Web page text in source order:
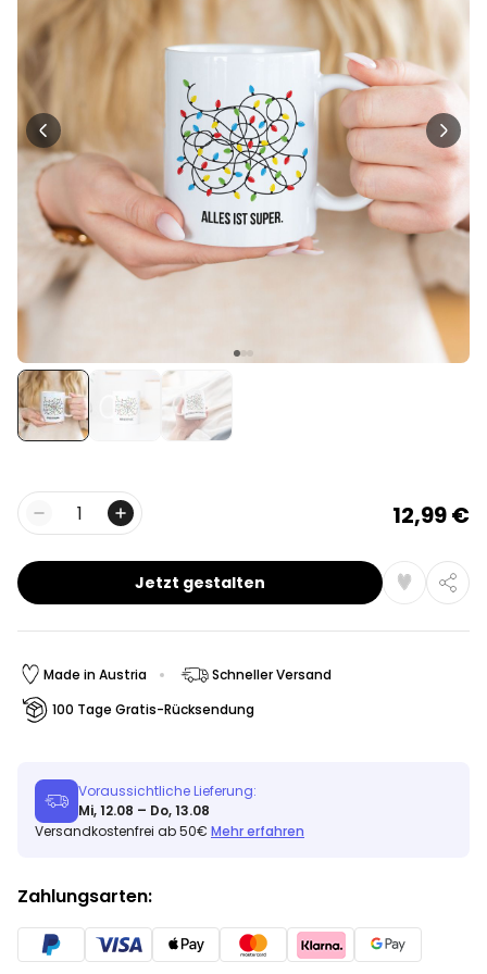
Personalisierbar
Personalisierbares Aperol
Spritz Glas mit Name
mal gekauft
Personalisierbar
Personalisierbare Schürze
Pizzeria mit Gesicht
über 1.900
mal gekauft
29,99 €
Personalisierbarer Duftbaum
über 13.900
mal gekauft
Menge 12,99 €
Jetzt gestalten
Made in Austria
Schneller Versand
100 Tage Gratis-Rücksendung
Voraussichtliche Lieferung:
Mi, 12.08 – Do, 13.08
Versandkostenfrei ab 50€ Mehr erfahren
Zahlungsarten: